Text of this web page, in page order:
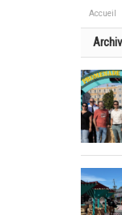
Accueil